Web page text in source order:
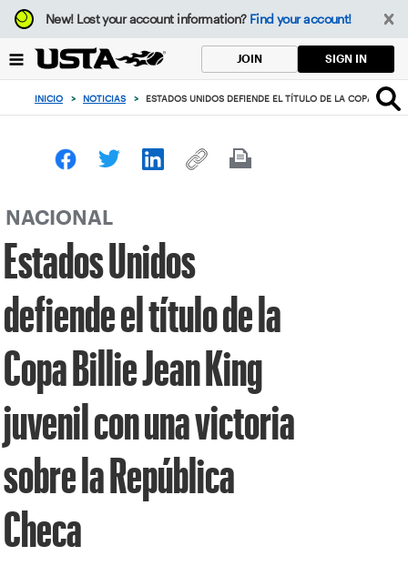
Enfoque
desde
botón
volver
principio
New!Lost your account information? Find your account!
JOIN SIGN IN
INICIO > NOTICIAS > ESTADOS UNIDOS DEFIENDE EL TÍTULO DE LA COPA
NACIONAL
Estados Unidos
defiende el título de la
Copa Billie Jean King
juvenil con una victoria
sobre la República
Checa